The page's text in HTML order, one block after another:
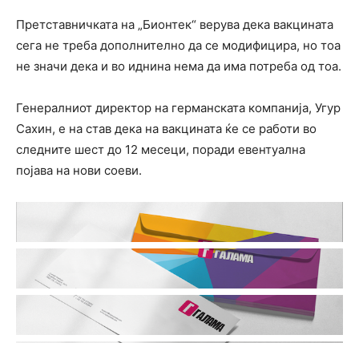
Претставничката на „Бионтек“ верува дека вакцината
сега не треба дополнително да се модифицира, но тоа
не значи дека и во иднина нема да има потреба од тоа.
Генералниот директор на германската компанија, Угур
Сахин, е на став дека на вакцината ќе се работи во
следните шест до 12 месеци, поради евентуална
појава на нови соеви.